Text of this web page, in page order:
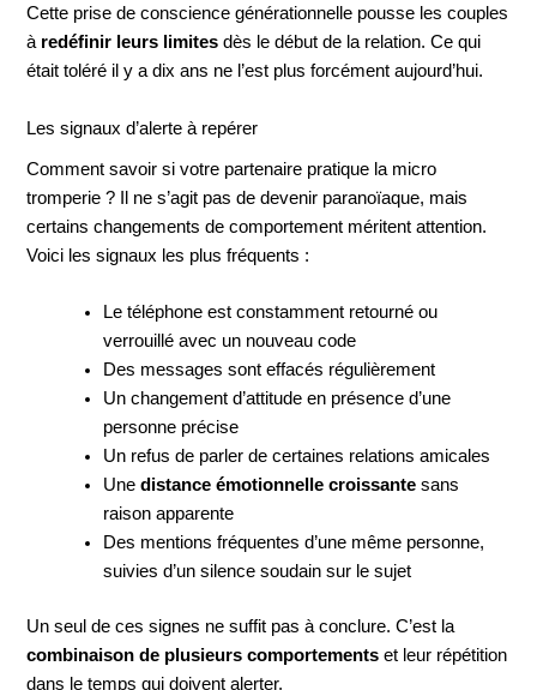
Cette prise de conscience générationnelle pousse les couples
à redéfinir leurs limites dès le début de la relation. Ce qui
était toléré il y a dix ans ne l’est plus forcément aujourd’hui.
Les signaux d’alerte à repérer
Comment savoir si votre partenaire pratique la micro
tromperie ? Il ne s’agit pas de devenir paranoïaque, mais
certains changements de comportement méritent attention.
Voici les signaux les plus fréquents :
Le téléphone est constamment retourné ou
verrouillé avec un nouveau code
Des messages sont effacés régulièrement
Un changement d’attitude en présence d’une
personne précise
Un refus de parler de certaines relations amicales
Unedistance émotionnelle croissante sans
raison apparente
Des mentions fréquentes d’une même personne,
suivies d’un silence soudain sur le sujet
Un seul de ces signes ne suffit pas à conclure. C’est la
combinaison de plusieurs comportements et leur répétition
dans le temps qui doivent alerter.